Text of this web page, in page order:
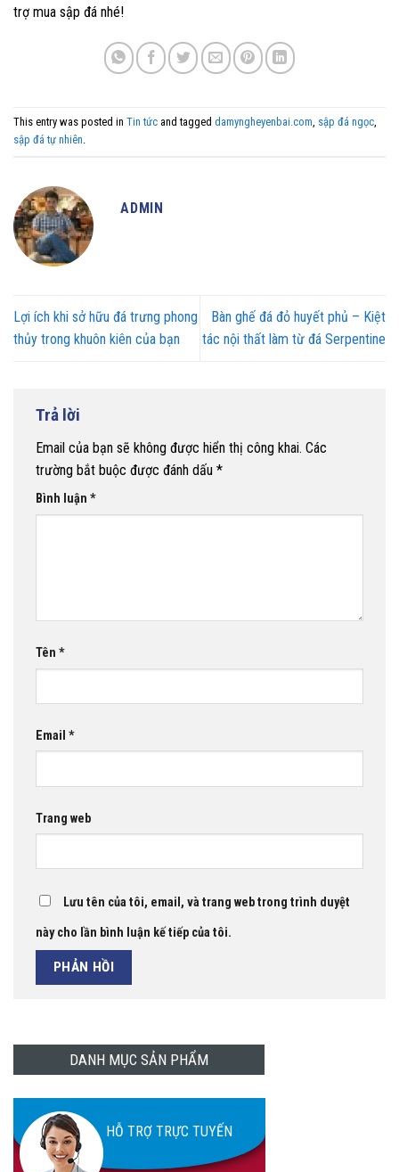
trợ mua sập đá nhé!
This entry was posted in Tin tức and tagged damyngheyenbai.com, sập đá ngọc,
sập đá tự nhiên.
ADMIN
Lợi ích khi sở hữu đá trưng phong
thủy trong khuôn kiên của bạn
Bàn ghế đá đỏ huyết phủ – Kiệt
tác nội thất làm từ đá Serpentine
Trả lời
Email của bạn sẽ không được hiển thị công khai. Các
trường bắt buộc được đánh dấu *
Bình luận *
Tên *
Email *
Trang web
Lưu tên của tôi, email, và trang web trong trình duyệt
này cho lần bình luận kế tiếp của tôi.
DANH MỤC SẢN PHẨM
HỖ TRỢ TRỰC TUYẾN